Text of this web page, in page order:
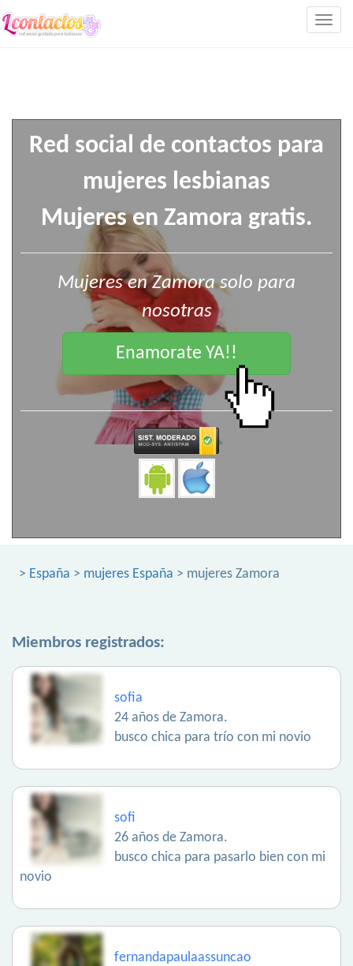
Red social de contactos para
mujeres lesbianas
Mujeres en Zamora gratis.
Mujeres en Zamora solo para
nosotras
Enamorate YA!!
> España > mujeres España > mujeres Zamora
Miembros registrados:
sofia
24 años de Zamora.
busco chica para trío con mi novio
sofi
26 años de Zamora.
busco chica para pasarlo bien con mi
novio
fernandapaulaassuncao